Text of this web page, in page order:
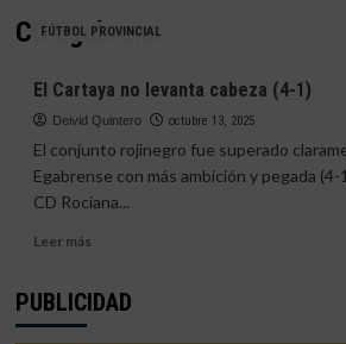
CD Egabrens
FÚTBOL PROVINCIAL
El Cartaya no levanta cabeza (4-1)
Deivid Quintero octubre 13, 2025
El conjunto rojinegro fue superado
Egabrense con más ambición y pegada
CD Rociana...
Leer másLeer
El
PUBLICIDAD